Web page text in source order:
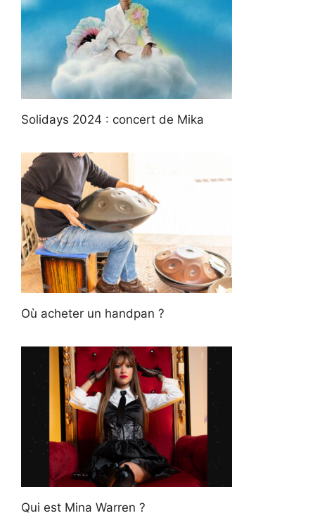
Solidays 2024 : concert de Mika
Où acheter un handpan ?
Qui est Mina Warren ?